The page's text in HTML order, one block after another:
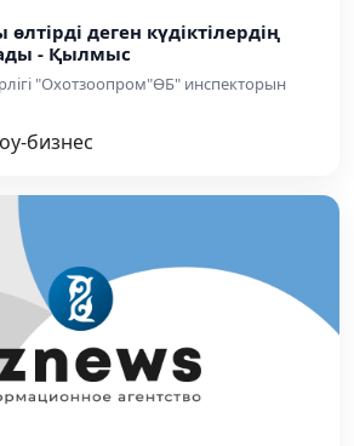
деген күдіктілердің
- Қылмыс
"Охотзоопром"ӨБ" инспекторын
бизнес